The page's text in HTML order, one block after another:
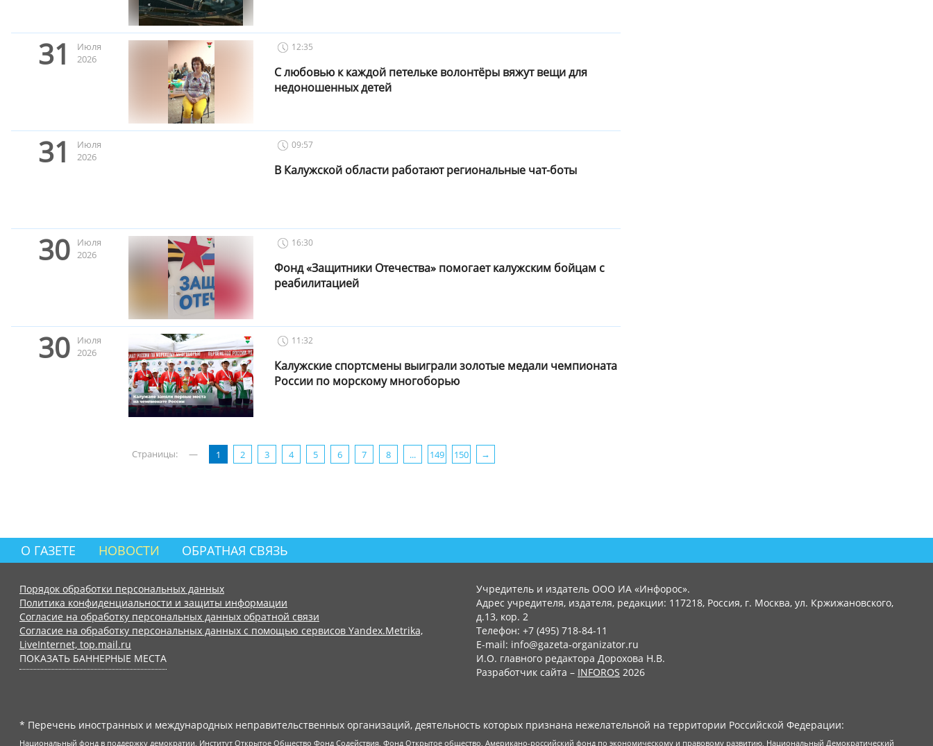
31
Июля
2026
12:35
С любовью к каждой петельке волонтёры вяжут вещи для
недоношенных детей
31
Июля
2026
09:57
В Калужской области работают региональные чат-боты
30
Июля
2026
16:30
Фонд «Защитники Отечества» помогает калужским бойцам с
реабилитацией
30
Июля
2026
11:32
Калужские спортсмены выиграли золотые медали чемпионата
России по морскому многоборью
Страницы: — 1 2 3 4 5 6 7 8 ... 149 150
О ГАЗЕТЕ НОВОСТИ ОБРАТНАЯ СВЯЗЬ
Порядок обработки персональных данных
Политика конфиденциальности и защиты информации
Согласие на обработку персональных данных обратной связи
Согласие на обработку персональных данных с помощью сервисов Yandex.Metrika,
LiveInternet, top.mail.ru
ПОКАЗАТЬ БАННЕРНЫЕ МЕСТА
Учредитель и издатель ООО ИА «Инфорос».
Адрес учредителя, издателя, редакции: 117218, Россия, г. Москва, ул. Кржижановского,
д.13, кор. 2
Телефон: +7 (495) 718-84-11
E-mail: info@gazeta-organizator.ru
И.О. главного редактора Дорохова Н.В.
Разработчик сайта – INFOROS 2026
* Перечень иностранных и международных неправительственных организаций, деятельность которых признана нежелательной на территории Российской Федерации:
Национальный фонд в поддержку демократии, Институт Открытое Общество Фонд Содействия, Фонд Открытое общество, Американо-российский фонд по экономическому и правовому развитию, Национальный Демократический